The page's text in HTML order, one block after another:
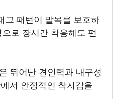
그 패턴이 발목을 보호하
로 장시간 착용해도 편
뛰어난 견인력과 내구성
서 안정적인 착지감을